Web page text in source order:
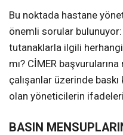
Bu noktada hastane
önemli sorular bulunuyor:
tutanaklarla ilgili
mı? CİMER
çalışanlar üzerinde
olan yöneticilerin ifadeleri
BASIN